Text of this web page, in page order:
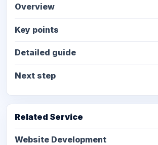
Overview
Key points
Detailed guide
Next step
Related Service
Website Development